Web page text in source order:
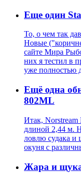
Еще один
То, о чем так
Новые
сайте Мира
них я тестил в
уже полностью
Ещё одна
802ML
Итак, Norstream
длиной 2,44 м.
ловлю судака и
окуня с
Жара и